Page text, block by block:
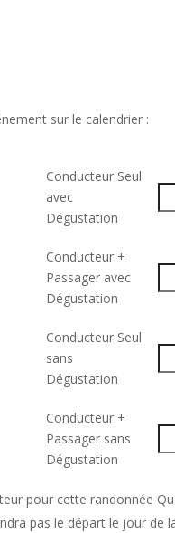
sur le calendrier :
Conducteur Seul
avec
Dégustation
Conducteur +
Passager avec
Dégustation
Conducteur Seul
sans
Dégustation
Conducteur +
Passager sans
Dégustation
pour cette randonnée
pas le départ le jour de